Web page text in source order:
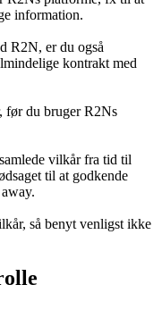
information.
R2N, er du også
kontrakt med
før du bruger R2Ns
vilkår fra tid til
til at godkende
så benyt venligst ikke